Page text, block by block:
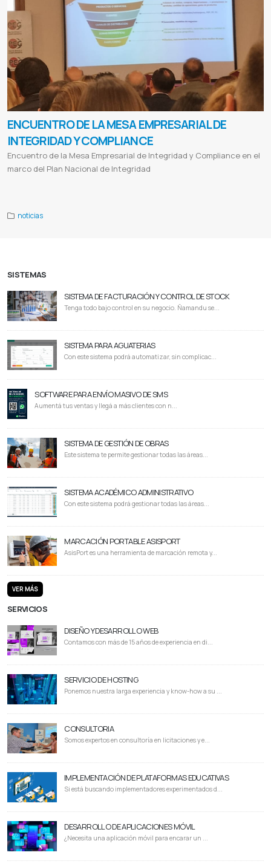
ENCUENTRO DE LA MESA EMPRESARIAL DE
INTEGRIDAD Y COMPLIANCE
Encuentro de la Mesa Empresarial de Integridad y Compliance en el
marco del Plan Nacional de Integridad
noticias
SISTEMAS
SISTEMA DE FACTURACIÓN Y CONTROL DE STOCK
Tenga todo bajo control en su negocio. Ñamandu se...
SISTEMA PARA AGUATERIAS
Con este sistema podrá automatizar, sin complicac...
SOFTWARE PARA ENVÍO MASIVO DE SMS
Aumentá tus ventas y llegá a más clientes con n...
SISTEMA DE GESTIÓN DE OBRAS
Este sistema te permite gestionar todas las áreas...
SISTEMA ACADÉMICO ADMINISTRATIVO
Con este sistema podrá gestionar todas las áreas...
MARCACIÓN PORTABLE ASISPORT
AsisPort es una herramienta de marcación remota y...
VER MÁS
SERVICIOS
DISEÑO Y DESARROLLO WEB
Contamos con más de 15 años de experiencia en di...
SERVICIO DE HOSTING
Ponemos nuestra larga experiencia y know-how a su ...
CONSULTORIA
Somos expertos en consultoría en licitaciones y e...
IMPLEMENTACIÓN DE PLATAFORMAS EDUCATIVAS
Si está buscando implementadores experimentados d...
DESARROLLO DE APLICACIONES MÓVIL
¿Necesita una aplicación móvil para encarar un ...